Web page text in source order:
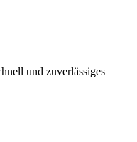
und zuverlässiges